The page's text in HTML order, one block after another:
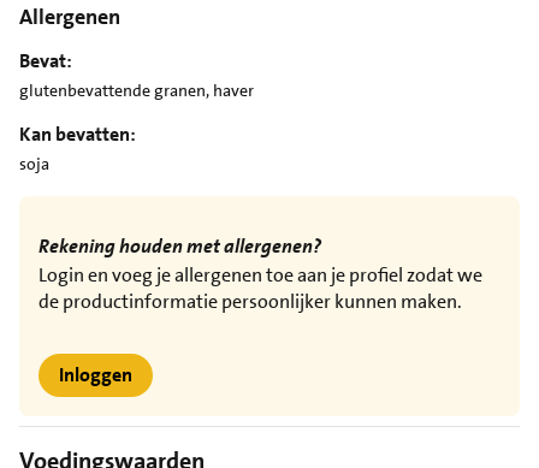
Allergenen
Bevat:
glutenbevattende granen, haver
Kan bevatten:
soja
Rekening houden met allergenen?
Login en voeg je allergenen toe aan je profiel zodat we
de productinformatie persoonlijker kunnen maken.
Inloggen
Voedingswaarden